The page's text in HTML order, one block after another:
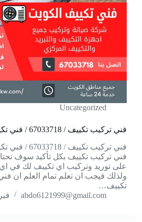
Uncategorized
فني تركيب تكييف / 67033718 / فني تكييف مركزي
فني تركيب تكييف /
فني تركيب تكييف بكل تأكيد سوف
على توريد وتركيب اي تكييف لك في اي
ولذلك فيجب ان تعلم تمام العلم ان
تكييف…
abdo6121999@gmail.com
فبراير